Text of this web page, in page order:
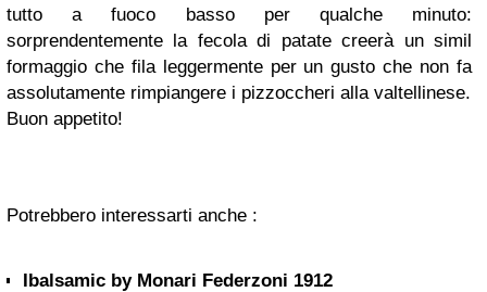
tutto a fuoco basso per qualche minuto:
sorprendentemente la fecola di patate creerà un simil
formaggio che fila leggermente per un gusto che non fa
assolutamente rimpiangere i pizzoccheri alla valtellinese.
Buon appetito!
Potrebbero interessarti anche :
Ibalsamic by Monari Federzoni 1912